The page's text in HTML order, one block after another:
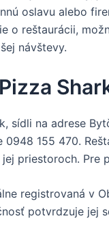
oslavu alebo
o reštaurácii,
návštevy.
sídli na adrese
155 470.
priestoroch.
registrovaná v
potvrdzuje jej